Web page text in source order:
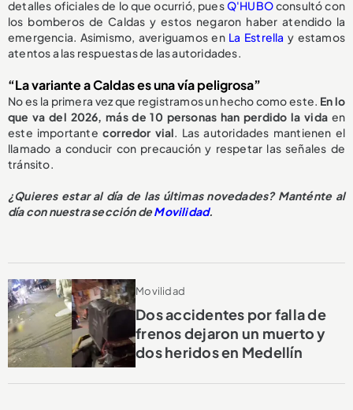
detalles oficiales de lo que ocurrió, puesQ'HUBOconsultó con
los bomberos de Caldas y estos negaron haber atendido la
emergencia. Asimismo, averiguamos en La Estrella y estamos
atentos a las respuestas de las autoridades.
“La variante a Caldas es una vía peligrosa”
No es la primera vez que registramos un hecho como este. En lo
que va del 2026, más de 10 personas han perdido la vida en
este importante corredor vial. Las autoridades mantienen el
llamado a conducir con precaución y respetar las señales de
tránsito.
¿Quieres estar al día de las últimas novedades? Manténte al
día con nuestra sección deMovilidad.
Movilidad
Dos accidentes por falla de
frenos dejaron un muerto y
dos heridos en Medellín